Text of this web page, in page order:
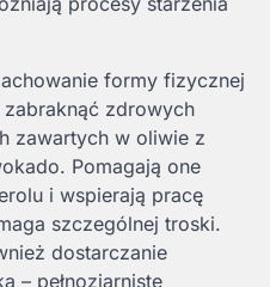
formy fizycznej
zdrowych
zawartych w oliwie z
Pomagają one
i wspierają pracę
szczególnej troski.
dostarczanie
– pełnoziarniste